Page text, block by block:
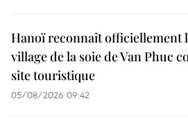
Hanoï reconnaît officiellement
village de la soie de Van Phuc
site touristique
05/08/2026 09:42